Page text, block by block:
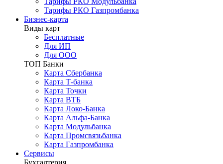
Тарифы РКО Газпромбанка
Бизнес-карта
Виды карт
Бесплатные
Для ИП
Для ООО
ТОП Банки
Карта Сбербанка
Карта Т-банка
Карта Точки
Карта ВТБ
Карта Локо-Банка
Карта Альфа-Банка
Карта Модульбанка
Карта Промсвязьбанка
Карта Газпромбанка
Сервисы
Бухгалтерия